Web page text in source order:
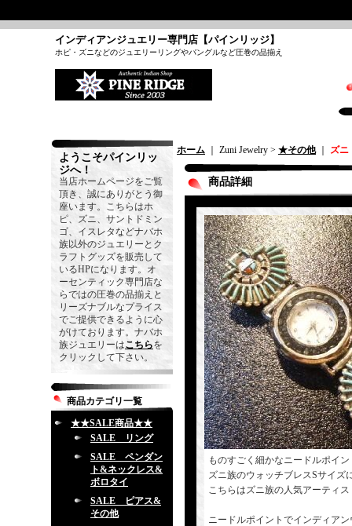
インディアンジュエリー専門店【パインリッジ】
ホピ・ズニなどのジュエリーリングやバングルなど圧巻の品揃え
ようこそパインリッ
ジへ！
当店ホームページをご覧
頂き、誠にありがとう御
座います。こちらはホ
ピ、ズニ、サントドミン
ゴ、イスレタなどナバホ
族以外のジュエリーとク
ラフトグッズを販売して
いるHPになります。オ
ーセンティック専門店な
らではの圧巻の品揃えと
リーズナブルなプライス
でご提供できるように心
がけております。ナバホ
族ジュエリーはこちらを
クリックして下さい。
商品カテゴリ一覧
★★SALE商品★★
SALE リング
SALE ペンダン
ト&ネックレス&
ボロタイ
SALE ピアス&
その他
ホーム ｜ Zuni Jewelry > ★その他｜ ズ
商品詳細
ものすごく細かなニードルポイ
ズニ族のウォッチブレスSサイズ
こちらはズニ族の人気アーティス
ニードルポイントでインディア